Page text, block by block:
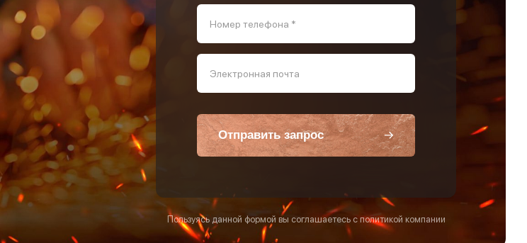
Номер телефона *
Электронная почта
Отправить запрос
Пользуясь данной формой вы соглашаетесь с политикой компании